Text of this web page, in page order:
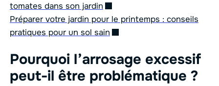
tomates dans son jardin
Préparer votre jardin pour le printemps : conseils
pratiques pour un sol sain
Pourquoi l’arrosage excessif
peut-il être problématique ?